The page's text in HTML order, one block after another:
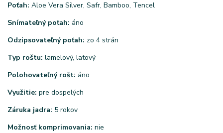
Poťah: Aloe Vera Silver, Safr, Bamboo, Tencel
Snímateľný poťah: áno
Odzipsovateľný poťah: zo 4 strán
Typ roštu: lamelový, latový
Polohovateľný rošt: áno
Využitie: pre dospelých
Záruka jadra: 5 rokov
Možnosť komprimovania: nie